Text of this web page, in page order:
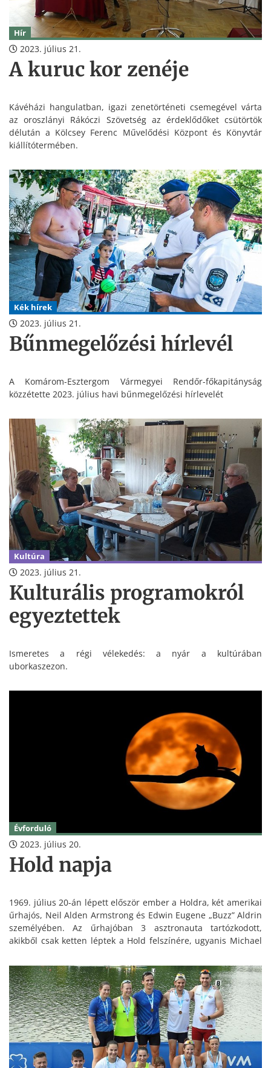
Hír
2023. július 21.
A kuruc kor zenéje
Kávéházi hangulatban, igazi zenetörténeti csemegével várta
az oroszlányi Rákóczi Szövetség az érdeklődőket csütörtök
délután a Kölcsey Ferenc Művelődési Központ és Könyvtár
kiállítótermében.
Kék hírek
2023. július 21.
Bűnmegelőzési hírlevél
A Komárom-Esztergom Vármegyei Rendőr-főkapitányság
közzétette 2023. július havi bűnmegelőzési hírlevelét
Kultúra
2023. július 21.
Kulturális programokról
egyeztettek
Ismeretes a régi vélekedés: a nyár a kultúrában
uborkaszezon.
Évforduló
2023. július 20.
Hold napja
1969. július 20-án lépett először ember a Holdra, két amerikai
űrhajós, Neil Alden Armstrong és Edwin Eugene „Buzz” Aldrin
személyében. Az űrhajóban 3 asztronauta tartózkodott,
akikből csak ketten léptek a Hold felszínére, ugyanis Michael
kellett irányítani a holdsétát követően.